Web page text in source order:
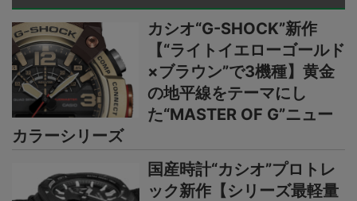
カシオ“G-SHOCK”新作
【“ライトイエローゴールド
×ブラウン”で3機種】黄金
の地平線をテーマにし
た“MASTER OF G”ニュー
カラーシリーズ
国産時計“カシオ”プロトレ
ック新作【シリーズ最軽量